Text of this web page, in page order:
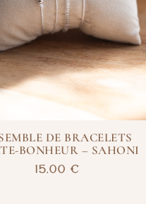
DE BRACELETS
BONHEUR – SAHONI
15,00€